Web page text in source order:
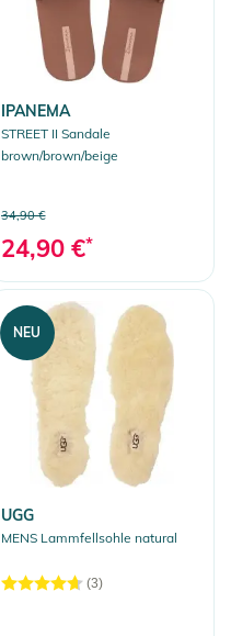
IPANEMA
STREET II Sandale
brown/brown/beige
34,90 €
24,90 €*
UGG
MENS Lammfellsohle natural
(3)
NEU